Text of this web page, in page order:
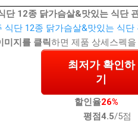
단 12종 닭가슴살&맛있는 식단
미지를 클릭하면 제품 상세스펙
최저가 확인하
기
할인율26%
평점4.5/5점